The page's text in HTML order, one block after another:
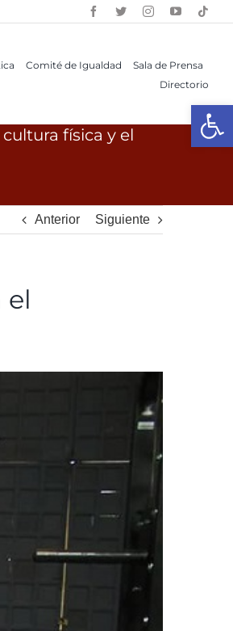
Comité de Igualdad
Sala de Prensa
Directorio
física y el
Anterior Siguiente
el